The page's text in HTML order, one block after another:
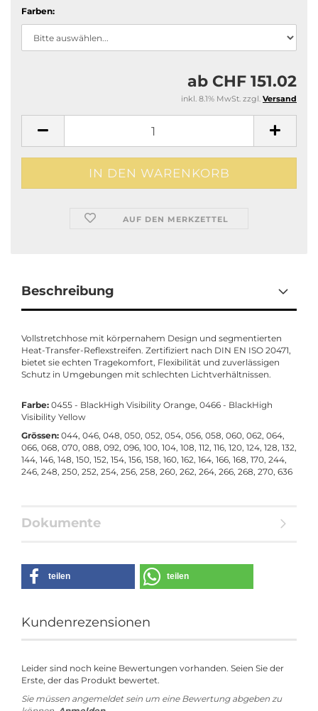
Farben:
ab CHF 151.02
inkl. 8.1% MwSt. zzgl. Versand
AUF DEN MERKZETTEL
Beschreibung
Vollstretchhose mit körpernahem Design und segmentierten
Heat-Transfer-Reflexstreifen. Zertifiziert nach DIN EN ISO 20471,
bietet sie echten Tragekomfort, Flexibilität und zuverlässigen
Schutz in Umgebungen mit schlechten Lichtverhältnissen.
Farbe: 0455 - BlackHigh Visibility Orange, 0466 - BlackHigh
Visibility Yellow
Grössen: 044, 046, 048, 050, 052, 054, 056, 058, 060, 062, 064,
066, 068, 070, 088, 092, 096, 100, 104, 108, 112, 116, 120, 124, 128, 132,
144, 146, 148, 150, 152, 154, 156, 158, 160, 162, 164, 166, 168, 170, 244,
246, 248, 250, 252, 254, 256, 258, 260, 262, 264, 266, 268, 270, 636
Dokumente
teilen teilen
Kundenrezensionen
Leider sind noch keine Bewertungen vorhanden. Seien Sie der
Erste, der das Produkt bewertet.
Sie müssen angemeldet sein um eine Bewertung abgeben zu